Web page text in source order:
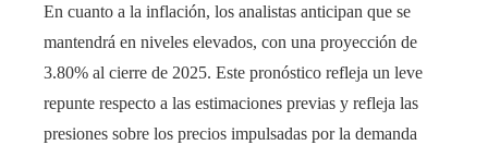
En cuanto a la inflación, los analistas anticipan que se
mantendrá en niveles elevados, con una proyección de
3.80% al cierre de 2025. Este pronóstico refleja un leve
repunte respecto a las estimaciones previas y refleja las
presiones sobre los precios impulsadas por la demanda